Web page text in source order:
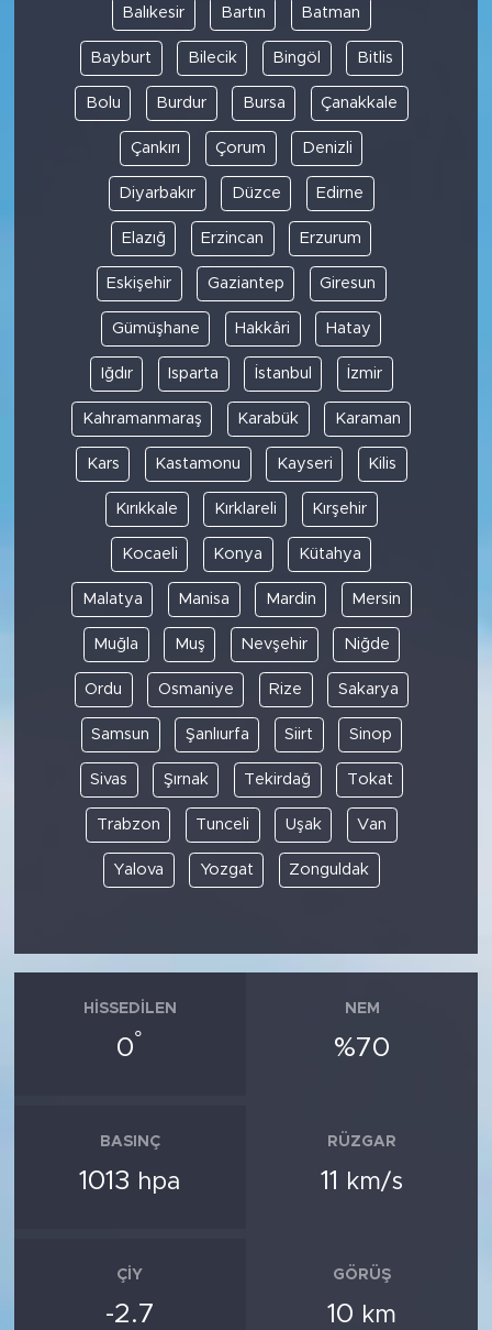
Balıkesir Bartın Batman
Bayburt Bilecik Bingöl Bitlis
Bolu Burdur Bursa Çanakkale
Çankırı Çorum Denizli
Diyarbakır Düzce Edirne
Elazığ Erzincan Erzurum
Eskişehir Gaziantep Giresun
Gümüşhane Hakkâri Hatay
Iğdır Isparta İstanbul İzmir
Kahramanmaraş Karabük Karaman
Kars Kastamonu Kayseri Kilis
Kırıkkale Kırklareli Kırşehir
Kocaeli Konya Kütahya
Malatya Manisa Mardin Mersin
Muğla Muş Nevşehir Niğde
Ordu Osmaniye Rize Sakarya
Samsun Şanlıurfa Siirt Sinop
Sivas Şırnak Tekirdağ Tokat
Trabzon Tunceli Uşak Van
Yalova Yozgat Zonguldak
HISSEDILEN
0°
NEM
%70
BASINÇ
1013 hpa
RÜZGAR
11 km/s
ÇIY
-2.7
GÖRÜŞ
10 km